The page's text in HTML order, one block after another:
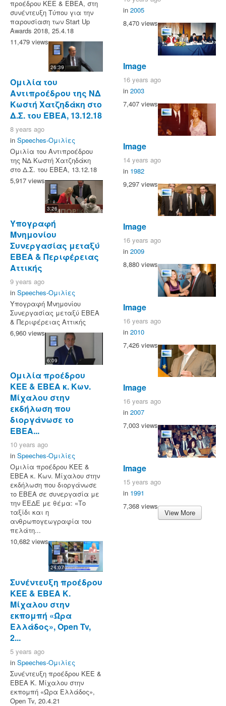
προέδρου ΚΕΕ & ΕΒΕΑ, στη
συνέντευξη Τύπου για την
παρουσίαση των Start Up
Awards 2018, 25.4.18
11,479 views
26:39
Ομιλία του
Αντιπροέδρου της ΝΔ
Κωστή Χατζηδάκη στο
Δ.Σ. του ΕΒΕΑ, 13.12.18
8 years ago
in Speeches-Ομιλίες
Ομιλία του Αντιπροέδρου
της ΝΔ Κωστή Χατζηδάκη
στο Δ.Σ. του ΕΒΕΑ, 13.12.18
5,917 views
3:26
Υπογραφή
Μνημονίου
Συνεργασίας μεταξύ
ΕΒΕΑ & Περιφέρειας
Αττικής
9 years ago
in Speeches-Ομιλίες
Υπογραφή Μνημονίου
Συνεργασίας μεταξύ ΕΒΕΑ
& Περιφέρειας Αττικής
6,960 views
6:09
Ομιλία προέδρου
ΚΕΕ & ΕΒΕΑ κ. Κων.
Μίχαλου στην
εκδήλωση που
διοργάνωσε το
ΕΒΕΑ...
10 years ago
in Speeches-Ομιλίες
Ομιλία προέδρου ΚΕΕ &
ΕΒΕΑ κ. Κων. Μίχαλου στην
εκδήλωση που διοργάνωσε
το ΕΒΕΑ σε συνεργασία με
την ΕΕΔΕ με θέμα: «Το
ταξίδι και η
ανθρωπογεωγραφία του
πελάτη...
10,682 views
24:07
Συνέντευξη προέδρου
ΚΕΕ & ΕΒΕΑ Κ.
Μίχαλου στην
εκπομπή «Ώρα
Ελλάδος», Open Tv,
2...
5 years ago
in Speeches-Ομιλίες
Συνέντευξη προέδρου ΚΕΕ &
ΕΒΕΑ Κ. Μίχαλου στην
εκπομπή «Ώρα Ελλάδος»,
Open Tv, 20.4.21
in 2005
8,470 views
Image
16 years ago
in 2003
7,407 views
Image
14 years ago
in 1982
9,297 views
Image
16 years ago
in 2009
8,880 views
Image
16 years ago
in 2010
7,426 views
Image
16 years ago
in 2007
7,003 views
Image
15 years ago
in 1991
7,368 views
View More